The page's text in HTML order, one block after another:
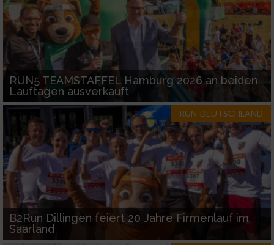
RUN5 TEAMSTAFFEL Hamburg 2026 an beiden
Lauftagen ausverkauft
RUN-DEUTSCHLAND
B2Run Dillingen feiert 20 Jahre Firmenlauf im
Saarland
Performance
Funktional
Werbung